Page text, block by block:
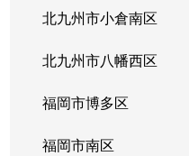
北九州市小倉南区
北九州市八幡西区
福岡市博多区
福岡市南区